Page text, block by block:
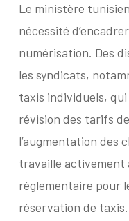
Le ministère
nécessité
numérisation. Des
les syndicats,
taxis individuels, qui
révision des tarifs
l’augmentation des
travaille activement
réglementaire pour
réservation de